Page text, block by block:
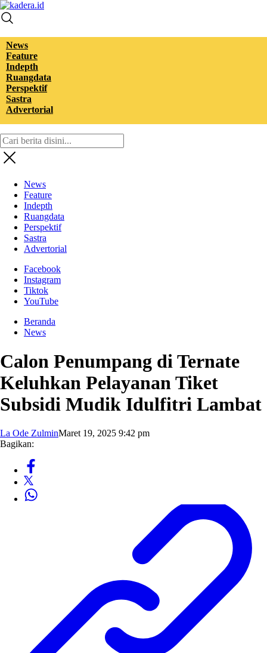
kadera.id
Tempat bertutur
News
Feature
Indepth
Ruangdata
Perspektif
Sastra
Advertorial
News
Feature
Indepth
Ruangdata
Perspektif
Sastra
Advertorial
Facebook
Instagram
Tiktok
YouTube
Beranda
News
Calon Penumpang di Ternate
Keluhkan Pelayanan Tiket
Subsidi Mudik Idulfitri Lambat
La Ode ZulminMaret 19, 2025 9:42 pm
Bagikan: